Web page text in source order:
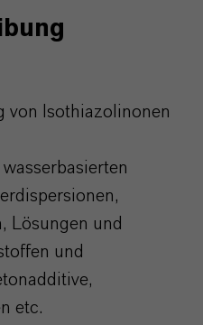
von Isothiazolinonen
Lösungen und
und
etc.